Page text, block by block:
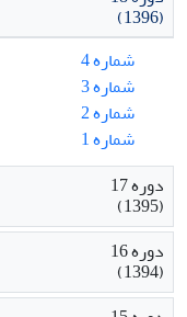
(1396)
شماره 4
شماره 3
شماره 2
شماره 1
دوره 17
(1395)
دوره 16
(1394)